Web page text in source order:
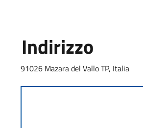
Indirizzo
91026 Mazara del Vallo TP, Italia